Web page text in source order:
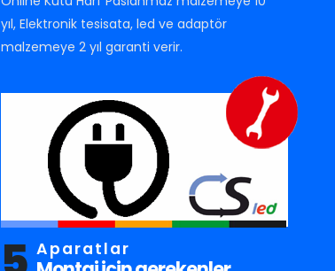
yıl, Elektronik tesisata, led ve adaptör
malzemeye 2 yıl garanti verir.
Aparatlar